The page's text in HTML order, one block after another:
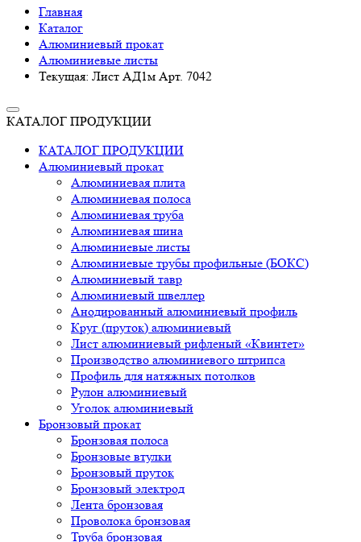
Главная
Каталог
Алюминиевый прокат
Алюминиевые листы
Текущая: Лист АД1м Арт. 7042
КАТАЛОГ ПРОДУКЦИИ
КАТАЛОГ ПРОДУКЦИИ
Алюминиевый прокат
Алюминиевая плита
Алюминиевая полоса
Алюминиевая труба
Алюминиевая шина
Алюминиевые листы
Алюминиевые трубы профильные (БОКС)
Алюминиевый тавр
Алюминиевый швеллер
Анодированный алюминиевый профиль
Круг (пруток) алюминиевый
Лист алюминиевый рифленый «Квинтет»
Производство алюминиевого штрипса
Профиль для натяжных потолков
Рулон алюминиевый
Уголок алюминиевый
Бронзовый прокат
Бронзовая полоса
Бронзовые втулки
Бронзовый пруток
Бронзовый электрод
Лента бронзовая
Проволока бронзовая
Труба бронзовая